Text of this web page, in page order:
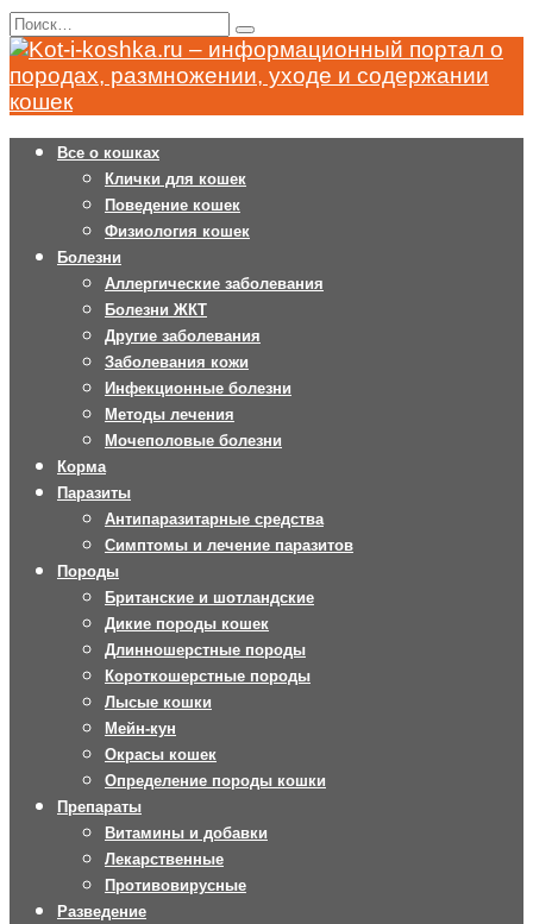
Перейти
к
содержанию
Search
for:
Все о кошках
Клички для кошек
Поведение кошек
Физиология кошек
Болезни
Аллергические заболевания
Болезни ЖКТ
Другие заболевания
Заболевания кожи
Инфекционные болезни
Методы лечения
Мочеполовые болезни
Корма
Паразиты
Антипаразитарные средства
Симптомы и лечение паразитов
Породы
Британские и шотландские
Дикие породы кошек
Длинношерстные породы
Короткошерстные породы
Лысые кошки
Мейн-кун
Окрасы кошек
Определение породы кошки
Препараты
Витамины и добавки
Лекарственные
Противовирусные
Разведение